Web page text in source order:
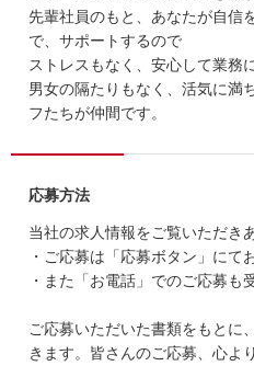
先輩社員のもと、あなたが自信
で、サポートするので
ストレスもなく、安心して業務
男女の隔たりもなく、活気に満
フたちが仲間です。
応募方法
当社の求人情報をご覧いただき
・ご応募は「応募ボタン」に
・また「お電話」でのご応募も
ご応募いただいた書類をもとに
きます。皆さんのご応募、心よ